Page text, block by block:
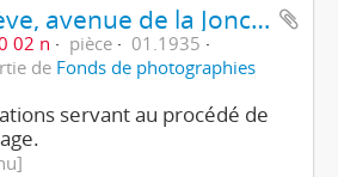
Genève, avenue de la Jonction : atelier de galvanoplastie de l'usine Gardy
02 n pièce
01.1935
de Fonds de photographies
servant au procédé de